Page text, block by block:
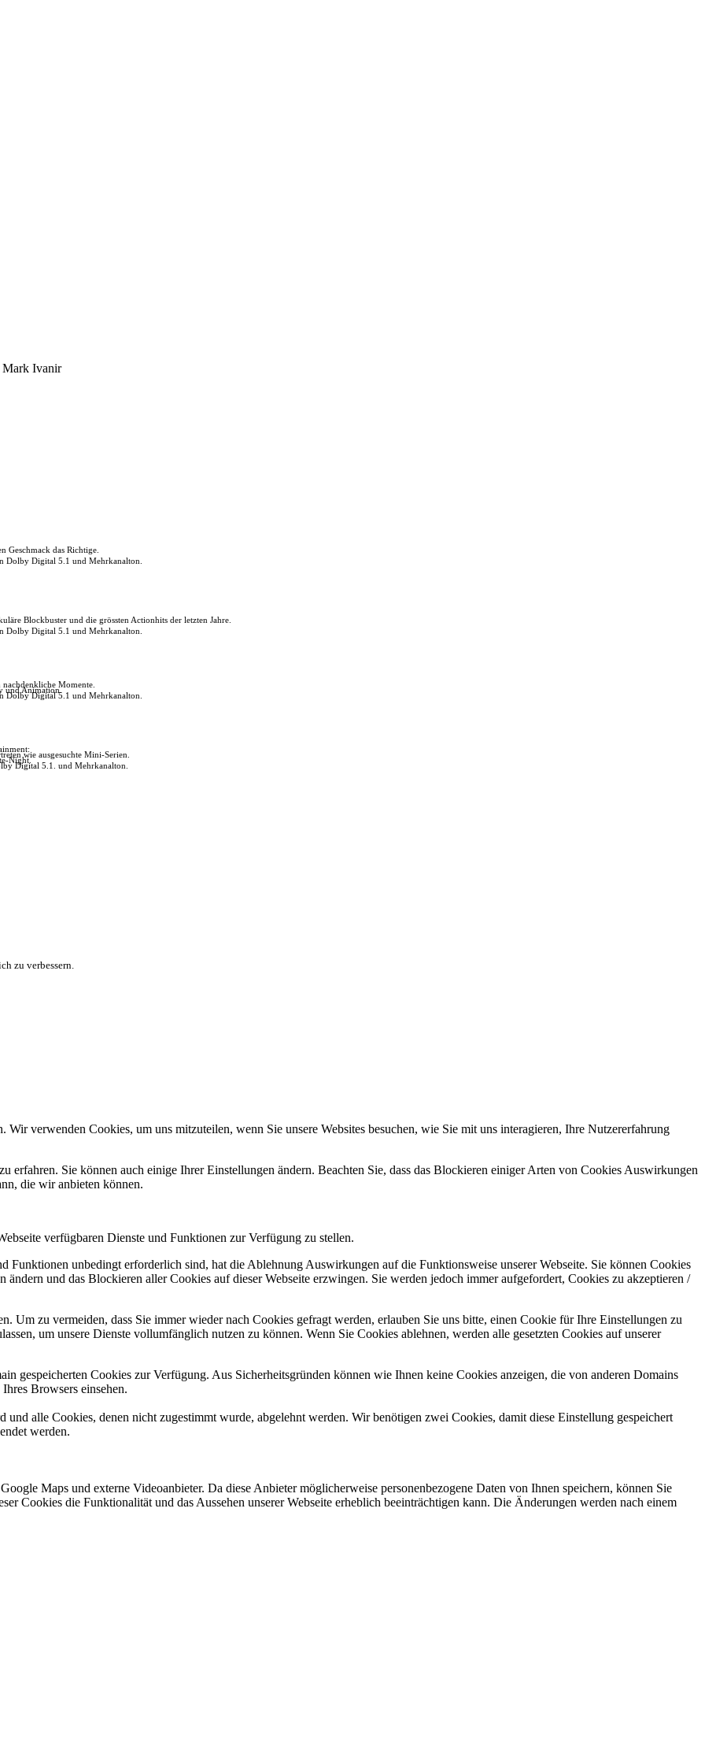
Mark Ivanir
Geschmack das Richtige.
Dolby Digital 5.1 und Mehrkanalton.
Blockbuster und die grössten Actionhits der letzten Jahre.
Dolby Digital 5.1 und Mehrkanalton.
Momente.
und Animation.
Dolby Digital 5.1 und Mehrkanalton.
wie ausgesuchte Mini-Serien.
Night.
Digital 5.1. und Mehrkanalton.
zu verbessern.
verwenden Cookies, um uns mitzuteilen, wenn Sie unsere Websites besuchen, wie Sie mit uns interagieren, Ihre Nutzererfahrung
erfahren. Sie können auch einige Ihrer Einstellungen ändern. Beachten Sie, dass das Blockieren einiger Arten von Cookies Auswirkungen
die wir anbieten können.
verfügbaren Dienste und Funktionen zur Verfügung zu stellen.
Funktionen unbedingt erforderlich sind, hat die Ablehnung Auswirkungen auf die Funktionsweise unserer Webseite. Sie können Cookies
und das Blockieren aller Cookies auf dieser Webseite erzwingen. Sie werden jedoch immer aufgefordert, Cookies zu akzeptieren /
Um zu vermeiden, dass Sie immer wieder nach Cookies gefragt werden, erlauben Sie uns bitte, einen Cookie für Ihre Einstellungen zu
um unsere Dienste vollumfänglich nutzen zu können. Wenn Sie Cookies ablehnen, werden alle gesetzten Cookies auf unserer
gespeicherten Cookies zur Verfügung. Aus Sicherheitsgründen können wie Ihnen keine Cookies anzeigen, die von anderen Domains
Browsers einsehen.
alle Cookies, denen nicht zugestimmt wurde, abgelehnt werden. Wir benötigen zwei Cookies, damit diese Einstellung gespeichert
werden.
Maps und externe Videoanbieter. Da diese Anbieter möglicherweise personenbezogene Daten von Ihnen speichern, können Sie
Cookies die Funktionalität und das Aussehen unserer Webseite erheblich beeinträchtigen kann. Die Änderungen werden nach einem